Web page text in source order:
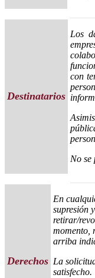
Destinatarios
Los
con
No se
Derechos
En
supresión
retirar/
momento,
arriba
La
satisfecho.